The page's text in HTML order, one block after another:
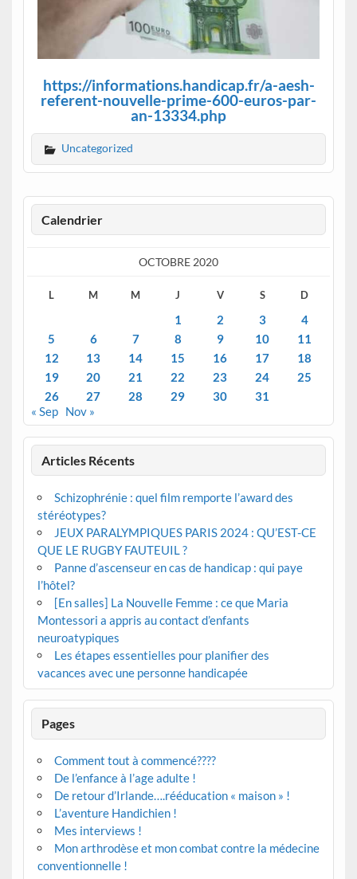
https://informations.handicap.fr/a-aesh-
referent-nouvelle-prime-600-euros-par-
an-13334.php
Uncategorized
Calendrier
OCTOBRE 2020
L M M J V S D
1 2 3
4
5
6 7 8 9 10
11
12
13 14 15 16 17
18
19
20 21 22 23 24
25
26
27 28 29 30
31
« Sep Nov »
Articles Récents
Schizophrénie : quel film remporte l’award des
stéréotypes?
JEUX PARALYMPIQUES PARIS 2024 : QU’EST-CE
QUE LE RUGBY FAUTEUIL ?
Panne d’ascenseur en cas de handicap : qui paye
l’hôtel?
[En salles] La Nouvelle Femme : ce que Maria
Montessori a appris au contact d’enfants
neuroatypiques
Les étapes essentielles pour planifier des
vacances avec une personne handicapée
Pages
Comment tout à commencé????
De l’enfance à l’age adulte !
De retour d’Irlande….rééducation « maison » !
L’aventure Handichien !
Mes interviews !
Mon arthrodèse et mon combat contre la médecine
conventionnelle !